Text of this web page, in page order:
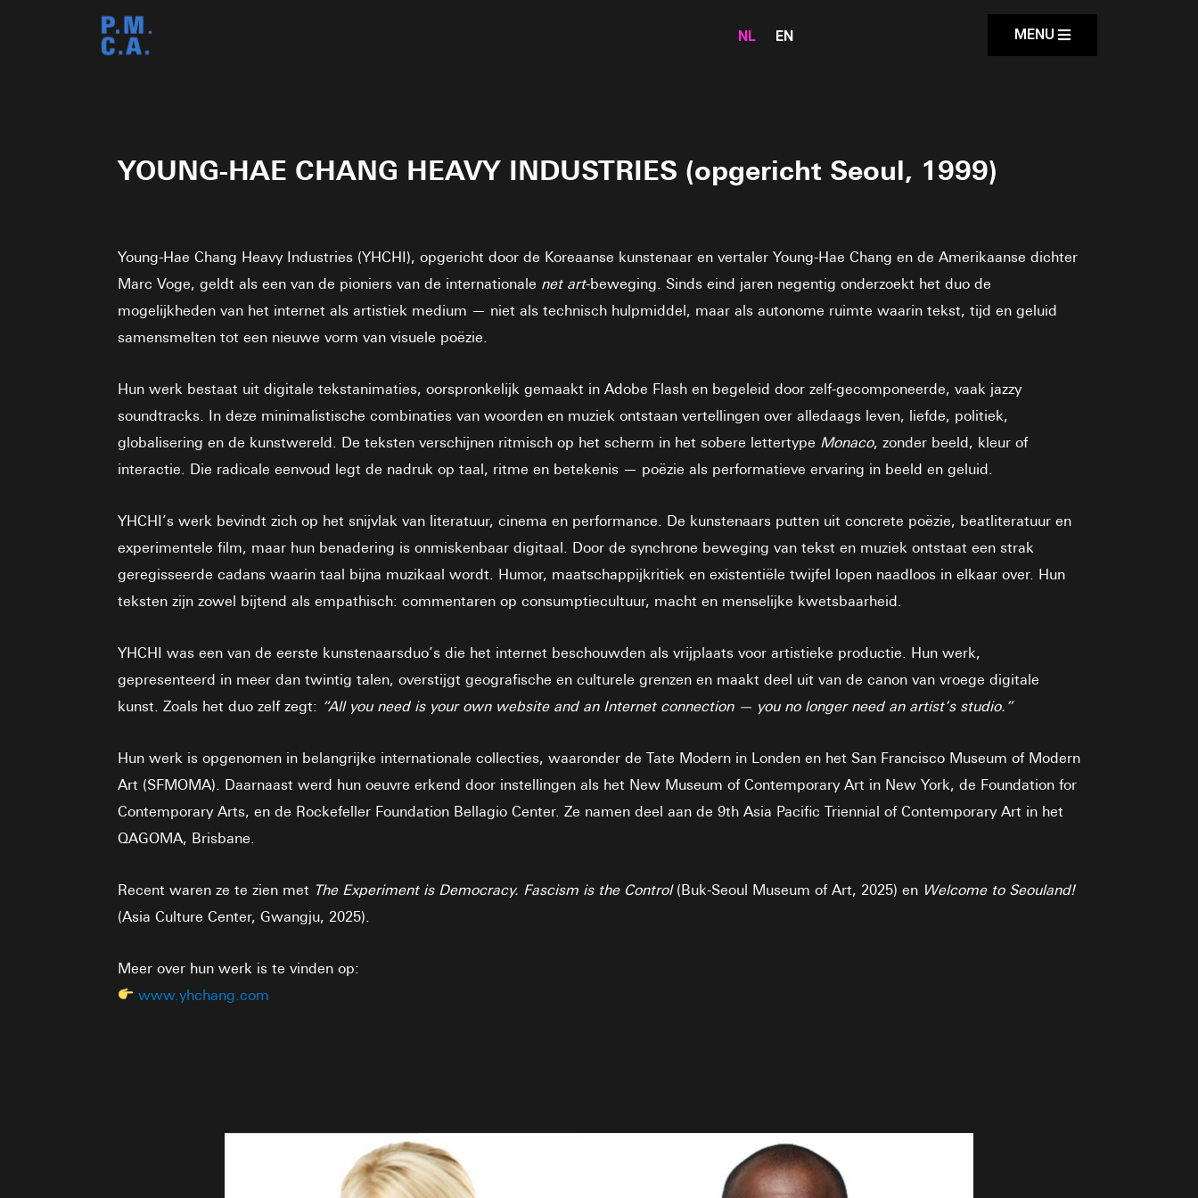
NL EN MENU
YOUNG-HAE CHANG HEAVY INDUSTRIES (opgericht Seoul, 1999)
Young-Hae Chang Heavy Industries (YHCHI), opgericht door de Koreaanse kunstenaar en vertaler Young-Hae Chang en de Amerikaanse dichter
Marc Voge, geldt als een van de pioniers van de internationale net art-beweging. Sinds eind jaren negentig onderzoekt het duo de
mogelijkheden van het internet als artistiek medium — niet als technisch hulpmiddel, maar als autonome ruimte waarin tekst, tijd en geluid
samensmelten tot een nieuwe vorm van visuele poëzie.
Hun werk bestaat uit digitale tekstanimaties, oorspronkelijk gemaakt in Adobe Flash en begeleid door zelf-gecomponeerde, vaak jazzy
soundtracks. In deze minimalistische combinaties van woorden en muziek ontstaan vertellingen over alledaags leven, liefde, politiek,
globalisering en de kunstwereld. De teksten verschijnen ritmisch op het scherm in het sobere lettertype Monaco, zonder beeld, kleur of
interactie. Die radicale eenvoud legt de nadruk op taal, ritme en betekenis — poëzie als performatieve ervaring in beeld en geluid.
YHCHI’s werk bevindt zich op het snijvlak van literatuur, cinema en performance. De kunstenaars putten uit concrete poëzie, beatliteratuur en
experimentele film, maar hun benadering is onmiskenbaar digitaal. Door de synchrone beweging van tekst en muziek ontstaat een strak
geregisseerde cadans waarin taal bijna muzikaal wordt. Humor, maatschappijkritiek en existentiële twijfel lopen naadloos in elkaar over. Hun
teksten zijn zowel bijtend als empathisch: commentaren op consumptiecultuur, macht en menselijke kwetsbaarheid.
YHCHI was een van de eerste kunstenaarsduo’s die het internet beschouwden als vrijplaats voor artistieke productie. Hun werk,
gepresenteerd in meer dan twintig talen, overstijgt geografische en culturele grenzen en maakt deel uit van de canon van vroege digitale
kunst. Zoals het duo zelf zegt: “All you need is your own website and an Internet connection — you no longer need an artist’s studio.”
Hun werk is opgenomen in belangrijke internationale collecties, waaronder de Tate Modern in Londen en het San Francisco Museum of Modern
Art (SFMOMA). Daarnaast werd hun oeuvre erkend door instellingen als het New Museum of Contemporary Art in New York, de Foundation for
Contemporary Arts, en de Rockefeller Foundation Bellagio Center. Ze namen deel aan de 9th Asia Pacific Triennial of Contemporary Art in het
QAGOMA, Brisbane.
Recent waren ze te zien met The Experiment is Democracy. Fascism is the Control(Buk-Seoul Museum of Art, 2025) en Welcome to Seouland!
(Asia Culture Center, Gwangju, 2025).
Meer over hun werk is te vinden op:
www.yhchang.com